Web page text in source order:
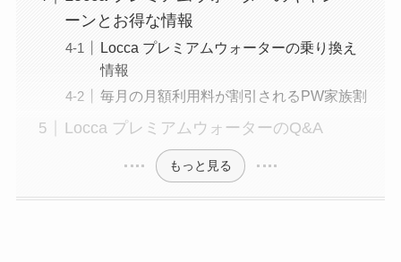
ーンとお得な情報
Locca プレミアムウォーターの乗り換え
情報
毎月の月額利用料が割引されるPW家族割
Locca プレミアムウォーターのQ&A
もっと見る